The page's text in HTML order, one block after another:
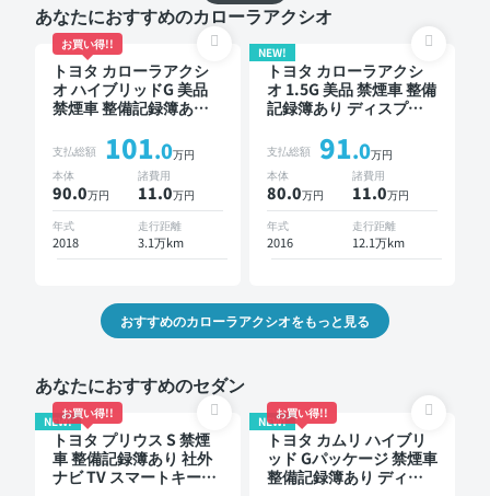
あなたにおすすめのカローラアクシオ
お買い得!!
トヨタ カローラアクシ
オ ハイブリッドG 美品
禁煙車 整備記録簿あり
TV スマートキー バック
モニター ドライブレコ
ーダー 衝突軽減
支払総額 101.0万円
本体
90.0万円
諸費用
11.0万円
年式
2018
走行距離
3.1万km
NEW!
トヨタ カローラアクシ
オ 1.5G 美品 禁煙車 整備
記録簿あり ディスプレ
スキー ETC ドライブレ
コーダー
支払総額 91.0万円
本体
80.0万円
諸費用
11.0万円
年式
2016
走行距離
12.1万km
おすすめのカローラアクシオをもっと見る
あなたにおすすめのセダン
NEW!
お買い得!!
トヨタ プリウス S 禁煙
車 整備記録簿あり 社外
ナビ TV スマートキー
NEW!
お買い得!!
トヨタ カムリ ハイブリ
ッド Gパッケージ 禁煙車
整備記録簿あり ディス